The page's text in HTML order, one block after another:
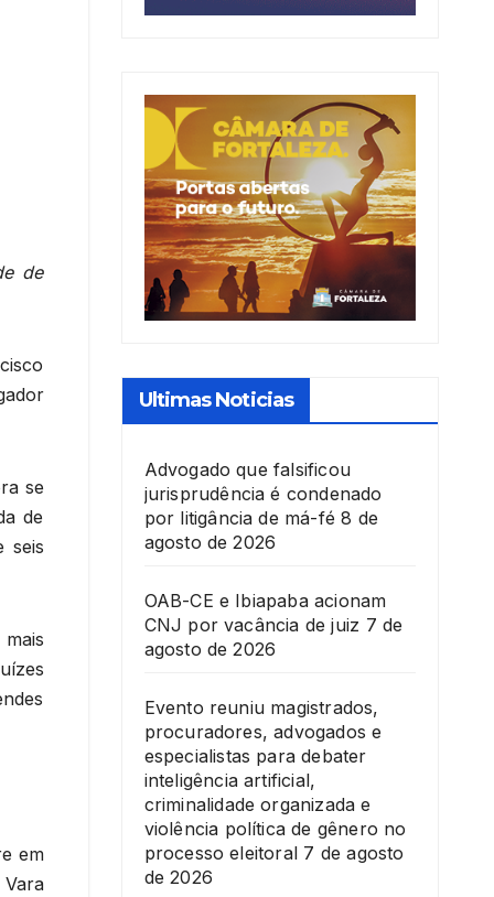
de
se
de
seis
em
Ultimas Noticias
Advogado que falsificou
jurisprudência é condenado
por litigância de má-fé 8 de
agosto de 2026
OAB-CE e Ibiapaba acionam
CNJ por vacância de juiz 7 de
agosto de 2026
Evento reuniu magistrados,
procuradores, advogados e
especialistas para debater
inteligência artificial,
criminalidade organizada e
violência política de gênero no
processo eleitoral 7 de agosto
de 2026